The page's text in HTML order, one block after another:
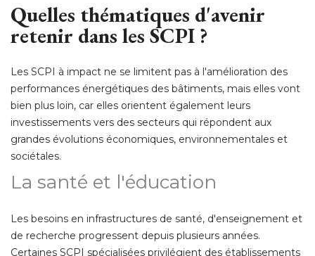
Quelles thématiques d'avenir
retenir dans les SCPI ?
Les SCPI à impact ne se limitent pas à l'amélioration des
performances énergétiques des bâtiments, mais elles vont
bien plus loin, car elles orientent également leurs
investissements vers des secteurs qui répondent aux
grandes évolutions économiques, environnementales et
sociétales.
La santé et l'éducation
Les besoins en infrastructures de santé, d'enseignement et
de recherche progressent depuis plusieurs années.
Certaines SCPI spécialisées privilégient des établissements